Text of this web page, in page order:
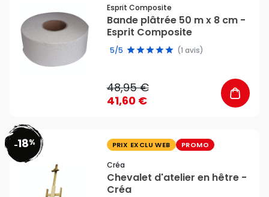
Esprit Composite
Bande plâtrée 50 m x 8 cm -
Esprit Composite
5/5 (1 avis)
48,95 €
41,60 €
-18% PRIX EXCLU WEB PROMO
Créa
Chevalet d'atelier en hêtre -
Créa